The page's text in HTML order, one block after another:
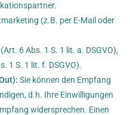
(z.B. per E-Mail oder
6 Abs. 1 S. 1 lit. a. DSGVO),
1 S. 1 lit. f. DSGVO).
Sie können den Empfang
d.h. Ihre Einwilligungen
widersprechen. Einen